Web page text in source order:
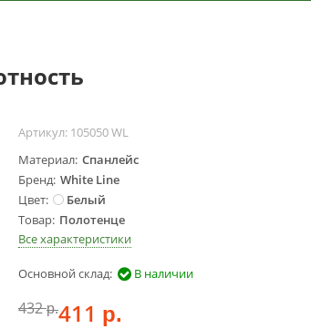
Артикул: 105050 WL
Материал Спанлейс
Бренд White Line
Цвет
Белый
Товар Полотенце
Все характеристики
Основной склад: В наличии
411 р.
432р.